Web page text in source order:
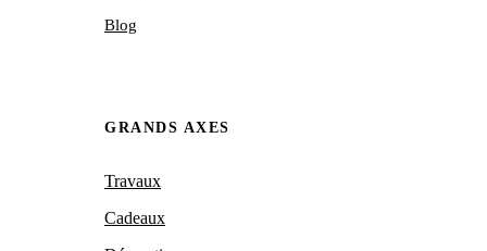
Blog
GRANDS AXES
Travaux
Cadeaux